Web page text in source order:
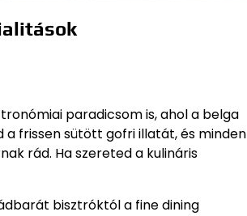
paradicsom is, ahol a belga
a frissen sütött gofri illatát, és minden
rád. Ha szereted a kulináris
bisztróktól a fine dining